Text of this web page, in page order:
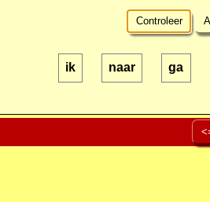
Controleer
ik naar ga